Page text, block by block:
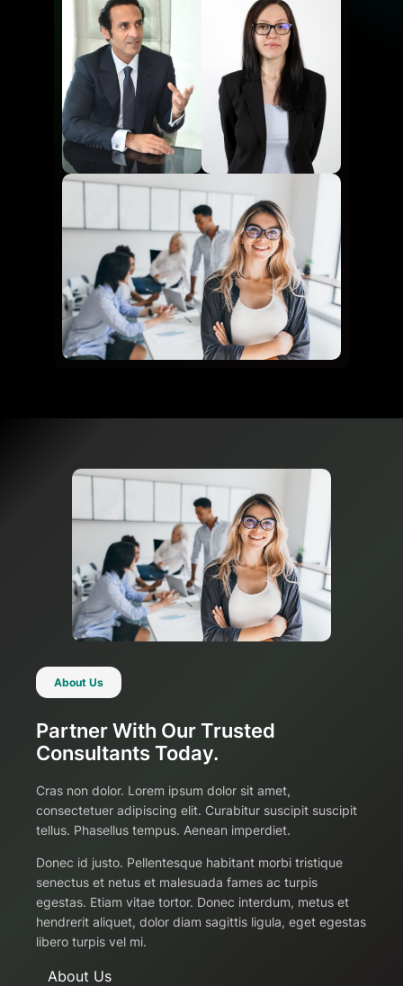
About Us
Partner With Our Trusted
Consultants Today.
Cras non dolor. Lorem ipsum dolor sit amet,
consectetuer adipiscing elit. Curabitur suscipit suscipit
tellus. Phasellus tempus. Aenean imperdiet.
Donec id justo. Pellentesque habitant morbi tristique
senectus et netus et malesuada fames ac turpis
egestas. Etiam vitae tortor. Donec interdum, metus et
hendrerit aliquet, dolor diam sagittis ligula, eget egestas
libero turpis vel mi.
About Us